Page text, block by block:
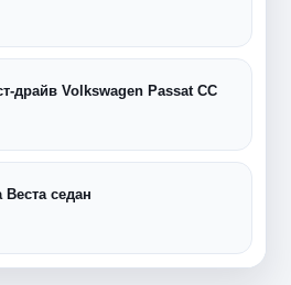
драйв Volkswagen Passat CC
седан